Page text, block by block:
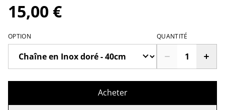
15,00 €
OPTION QUANTITÉ
Acheter